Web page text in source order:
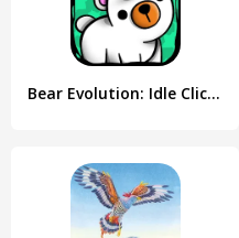
Bear Evolution: Idle Clicker